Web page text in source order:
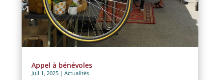
Appel à bénévoles
Juil 1, 2025| Actualités